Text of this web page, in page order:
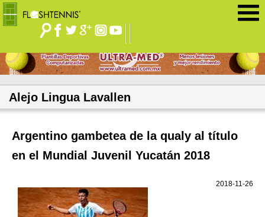
Alejo Lingua Lavallen
Argentino gambetea de la qualy al título
en el Mundial Juvenil Yucatán 2018
2018-11-26